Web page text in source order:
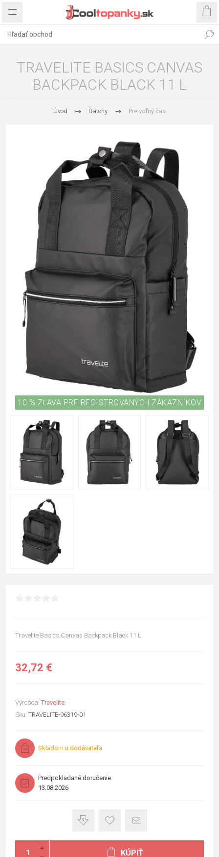
TRAVELITE BASICS CANVAS
BACKPACK BLACK 11 L
Úvod Batohy Pre voľný čas
10 % ZĽAVA PRE REGISTROVANÝCH ZÁKAZNÍKOV
Travelite Basics Canvas Backpack Black 11 L
32,72 €
Výrobca: Travelite
Sku: TRAVELITE-96319-01
Skladom u dodávateľa
Predpokladané doručenie
13.08.2026
KÚPIŤ